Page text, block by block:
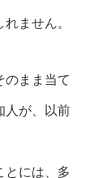
ません。
のまま当て
人が、以前
とには、多